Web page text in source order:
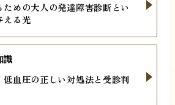
めの大人の発達障害診断とい
える光
血圧の正しい対処法と受診判
識